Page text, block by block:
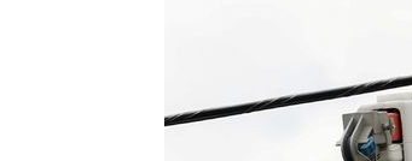
[속보]美, 폴리실리콘 수입 규제…파
[속보] 뉴욕증시, 일제 하락 마감…나